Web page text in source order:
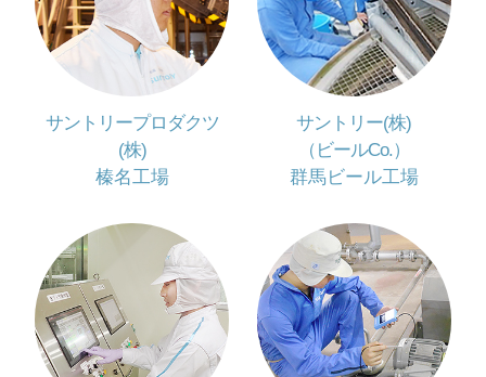
サントリープロダクツ
(株)
榛名工場
サントリー(株)
（ビールCo.）
群馬ビール工場